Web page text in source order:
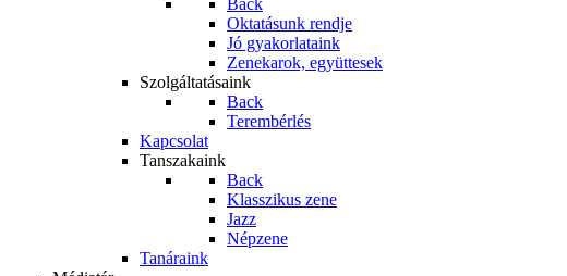
Back
Oktatásunk rendje
Jó gyakorlataink
Zenekarok, együttesek
Szolgáltatásaink
Back
Terembérlés
Kapcsolat
Tanszakaink
Back
Klasszikus zene
Jazz
Népzene
Tanáraink